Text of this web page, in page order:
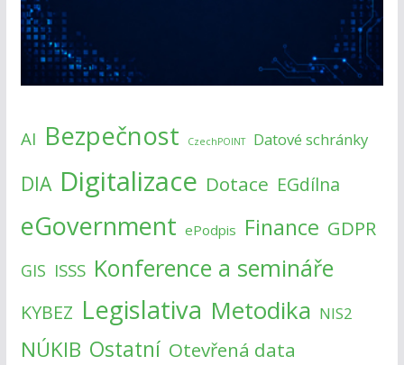
AI Bezpečnost CzechPOINT Datové schránky
DIA Digitalizace Dotace EGdílna
eGovernment ePodpis Finance GDPR
GIS ISSS Konference a semináře
KYBEZ Legislativa Metodika NIS2
NÚKIB Ostatní Otevřená data